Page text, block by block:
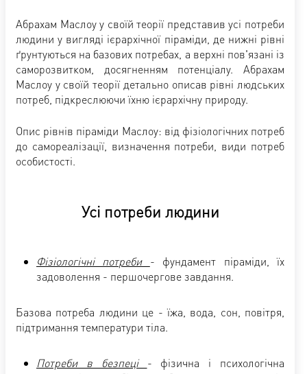
Абрахам Маслоу у своїй теорії представив усі потреби
людини у вигляді ієрархічної піраміди, де нижні рівні
ґрунтуються на базових потребах, а верхні пов'язані із
саморозвитком, досягненням потенціалу. Абрахам
Маслоу у своїй теорії детально описав рівні людських
потреб, підкреслюючи їхню ієрархічну природу.
Опис рівнів піраміди Маслоу: від фізіологічних потреб
до самореалізації, визначення потреби, види потреб
особистості.
Усі потреби людини
Фізіологічні потреби - фундамент піраміди, їх
задоволення - першочергове завдання.
Базова потреба людини це - їжа, вода, сон, повітря,
підтримання температури тіла.
Потреби в безпеці - фізична і психологічна